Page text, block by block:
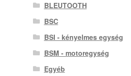
BLEUTOOTH
BSC
BSI - kényelmes egység
BSM - motoregység
Egyéb